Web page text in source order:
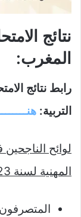
المغرب:
التربية:
لوائح الناجحين
المهنية لسنة 2023:
​المتصرفون